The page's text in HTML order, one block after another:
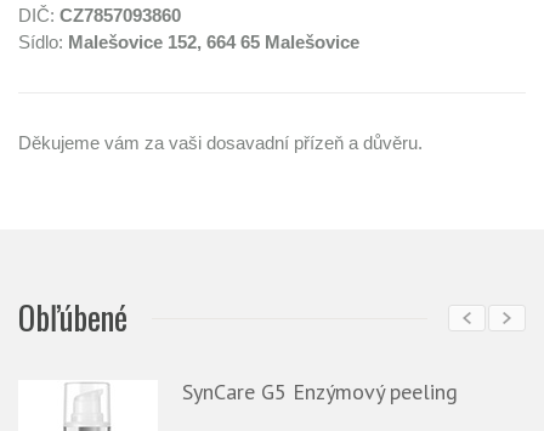
DIČ: CZ7857093860
Sídlo: Malešovice 152, 664 65 Malešovice
Děkujeme vám za vaši dosavadní přízeň a důvěru.
Obľúbené
SynCare G5 Enzýmový peeling